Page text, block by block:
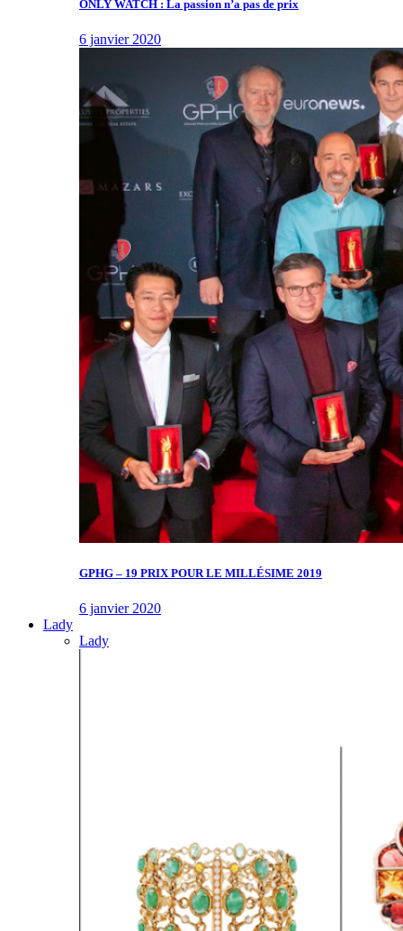
ONLY WATCH : La passion n’a pas de prix
6 janvier 2020
GPHG – 19 PRIX POUR LE MILLÉSIME 2019
6 janvier 2020
Lady
Lady